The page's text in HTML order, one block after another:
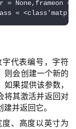
= None,frameon =
=
代表编号，字符
则会创建一个新的
果提供该参数，
将其激活并返回对
并返回它。
、高度以英寸为